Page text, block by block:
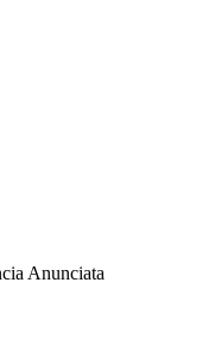
Anunciata